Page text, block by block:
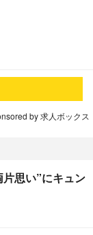
by 求人ボックス
思い”にキュン